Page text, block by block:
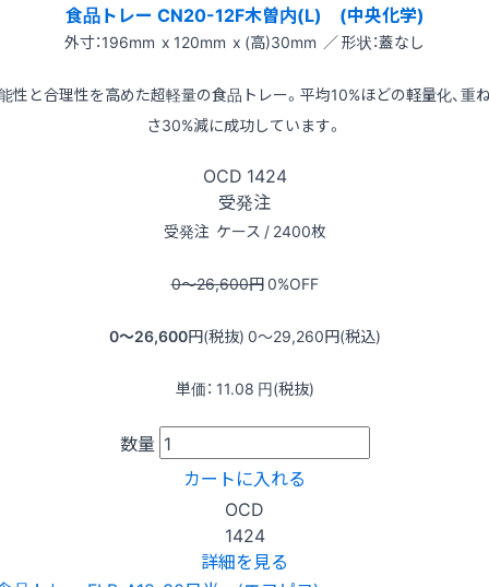
食品トレー CN20-12F木曽内(L) (中央化学)
外寸：196mm x 120mm x (高)30mm ／ 形状：蓋なし
性と合理性を高めた超軽量の食品トレー。平均10%ほどの軽量化、重
さ30%減に成功しています。
OCD 1424
受発注
受発注 ケース / 2400枚
0〜26,600円0%OFF
0〜26,600円(税抜) 0〜29,260円(税込)
単価： 11.08 円(税抜)
数量
カートに入れる
OCD
1424
詳細を見る